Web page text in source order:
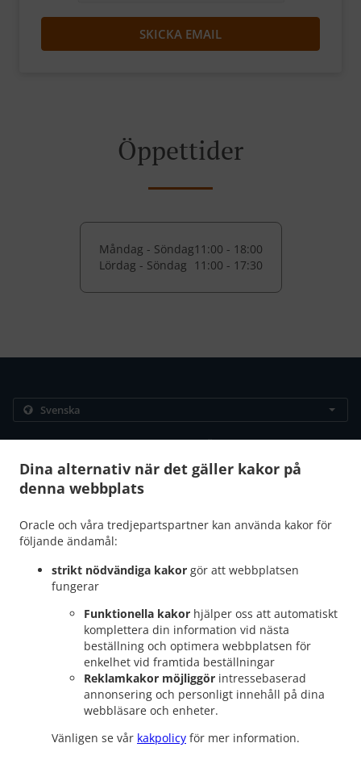
Dina alternativ när det gäller kakor på
denna webbplats
Oracle och våra tredjepartspartner kan använda kakor för
följande ändamål:
strikt nödvändiga kakor gör att webbplatsen
fungerar
Funktionella kakor hjälper oss att automatiskt
komplettera din information vid nästa
beställning och optimera webbplatsen för
enkelhet vid framtida beställningar
Reklamkakor möjliggör intressebaserad
annonsering och personligt innehåll på dina
webbläsare och enheter.
Vänligen se vår kakpolicy för mer information.
SKICKA EMAIL
Öppettider
Måndag - Söndag11:00 - 18:00
Lördag - Söndag 11:00 - 17:30
Sekretesspolilcy . Leveransvillkor . Ändringar i cookiepolicy
Kontakta oss
Centralvägen 9/stadshusgången södra, 17144 Solna,
+46 76 265 42 34
Länkar
Meny
Kontakta oss
ACCEPTERADE BETALNINGSMETODER